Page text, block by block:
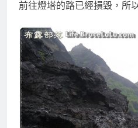
前往燈塔的路已經損毀，所